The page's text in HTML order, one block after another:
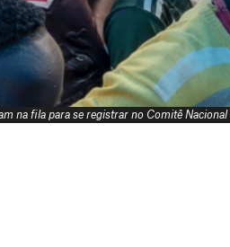
na fila para se registrar no Comitê